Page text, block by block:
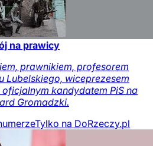
na prawicy
prawnikiem, profesorem
Lubelskiego, wiceprezesem
kandydatem PiS na
Gromadzki.
Tylko na DoRzeczy.pl